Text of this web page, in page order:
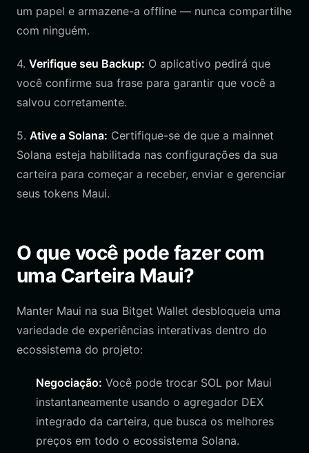
um papel e armazene-a offline — nunca compartilhe
com ninguém.
4. Verifique seu Backup: O aplicativo pedirá que
você confirme sua frase para garantir que você a
salvou corretamente.
5. Ative a Solana: Certifique-se de que a mainnet
Solana esteja habilitada nas configurações da sua
carteira para começar a receber, enviar e gerenciar
seus tokens Maui.
O que você pode fazer com
uma Carteira Maui?
Manter Maui na sua Bitget Wallet desbloqueia uma
variedade de experiências interativas dentro do
ecossistema do projeto:
Negociação: Você pode trocar SOL por Maui
instantaneamente usando o agregador DEX
integrado da carteira, que busca os melhores
preços em todo o ecossistema Solana.